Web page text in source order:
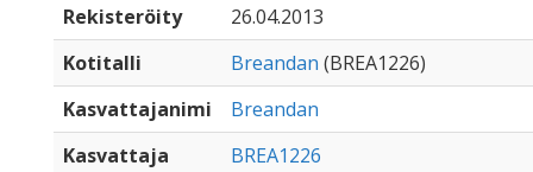
Rekisteröity
26.04.2013
Kotitalli
Breandan (BREA1226)
Kasvattajanimi
Breandan
Kasvattaja
BREA1226